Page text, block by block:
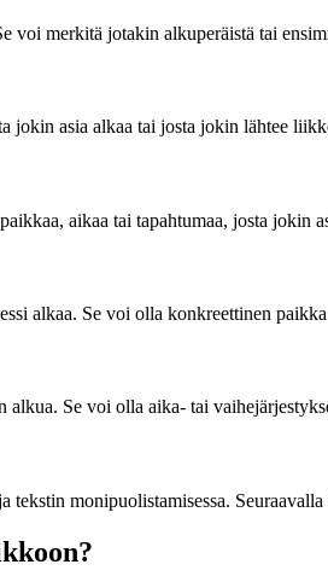
voi merkitä jotakin alkuperäistä tai
jokin asia alkaa tai josta jokin lähtee
aikaa tai tapahtumaa, josta jokin
alkaa. Se voi olla konkreettinen
alkua. Se voi olla aika- tai
monipuolistamisessa.